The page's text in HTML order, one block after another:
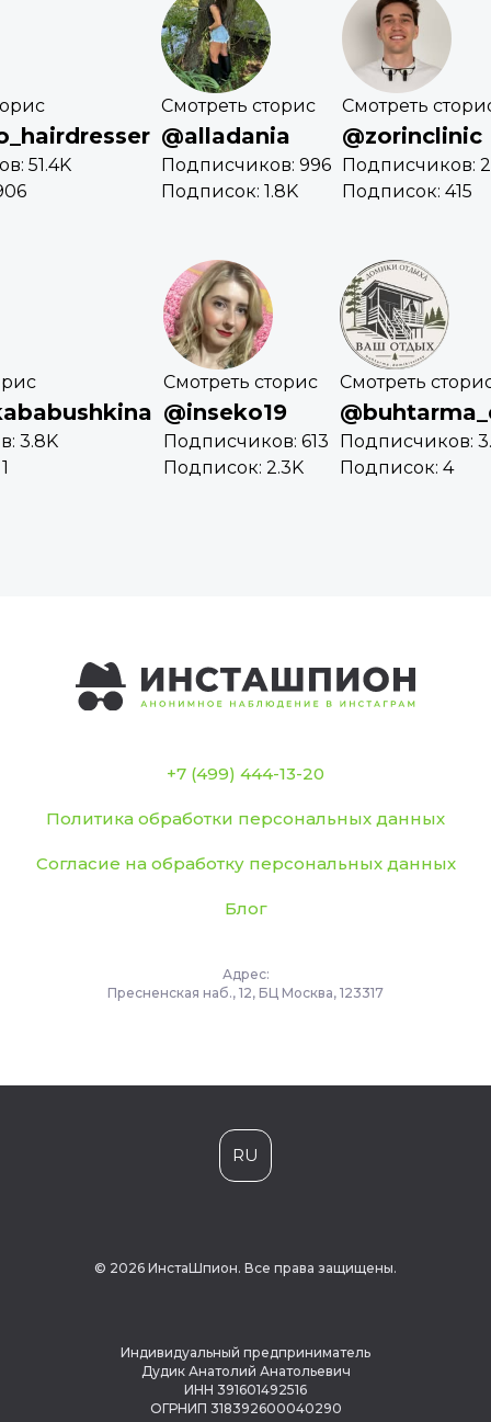
51.4K
Смотреть сторис
@alladania
Подписчиков: 996
Подписок: 1.8K
Смотреть
@zorinclinic
Подписчиков:
Подписок: 415
3.8K
Смотреть сторис
@inseko19
Подписчиков: 613
Подписок: 2.3K
Смотреть
Подписчиков:
Подписок: 4
+7 (499) 444-13-20
Политика обработки персональных данных
Согласие на обработку персональных данных
Блог
Адрес:
Пресненская наб., 12, БЦ Москва, 123317
RU
© 2026 ИнстаШпион. Все права защищены.
Индивидуальный предприниматель
Дудик Анатолий Анатольевич
ИНН 391601492516
ОГРНИП 318392600040290